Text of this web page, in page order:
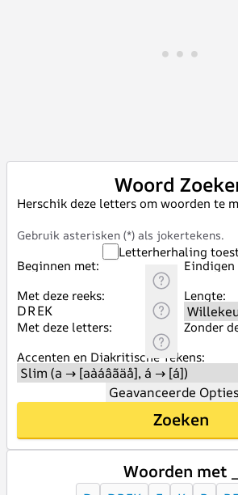
Woord
Herschik deze letters om woorden te
Gebruik asterisken (*) als jokertekens.
Letterherhaling
Beginnen met:
Eindigen
Met deze reeks:
Lengte:
Met deze letters:
Zonder
Accenten en Diakritische Tekens:
Geavanceerde Opties
Zoeken
Woorden met _